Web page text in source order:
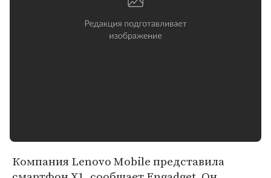
Компания Lenovo Mobile представила